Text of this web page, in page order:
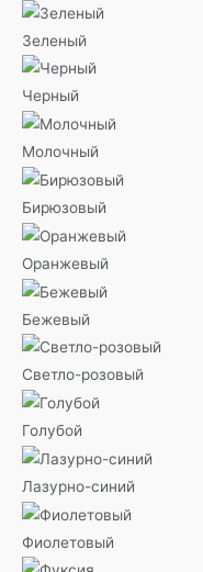
Зеленый
Черный
Молочный
Бирюзовый
Оранжевый
Бежевый
Светло-розовый
Голубой
Лазурно-синий
Фиолетовый